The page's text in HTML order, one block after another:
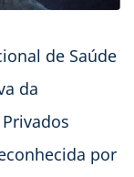
de Saúde
da
por